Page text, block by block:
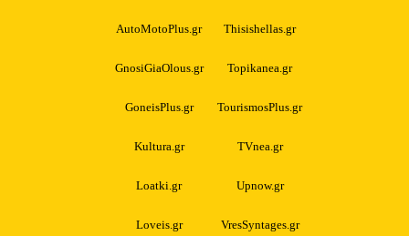
AutoMotoPlus.gr Thisishellas.gr
GnosiGiaOlous.gr Topikanea.gr
GoneisPlus.gr TourismosPlus.gr
Kultura.gr TVnea.gr
Loatki.gr Upnow.gr
Loveis.gr VresSyntages.gr